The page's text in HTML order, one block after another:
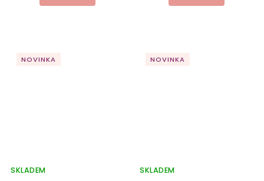
NOVINKA
SKLADEM
NOVINKA
SKLADEM